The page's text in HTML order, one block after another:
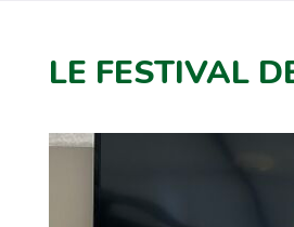
LE FESTIVAL